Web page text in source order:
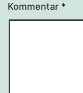
Kommentar *